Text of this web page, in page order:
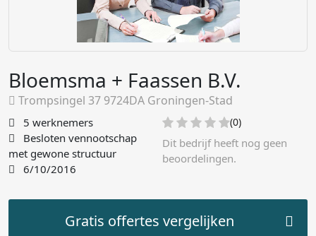
Bloemsma + Faassen B.V.
Trompsingel 37 9724DA Groningen-Stad
5 werknemers
Besloten vennootschap
met gewone structuur
6/10/2016
(0)
Dit bedrijf heeft nog geen
beoordelingen.
Gratis offertes vergelijken